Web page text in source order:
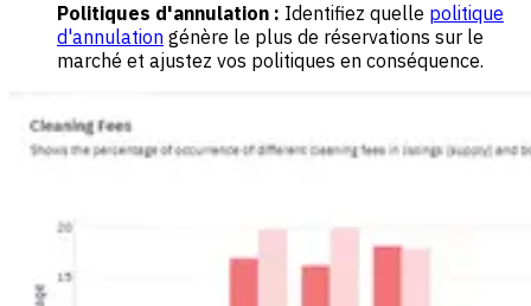
Politiques d'annulation : Identifiez quelle politique
d'annulation génère le plus de réservations sur le
marché et ajustez vos politiques en conséquence.